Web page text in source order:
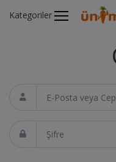
Kategoriler
Ünimar Anasayfa